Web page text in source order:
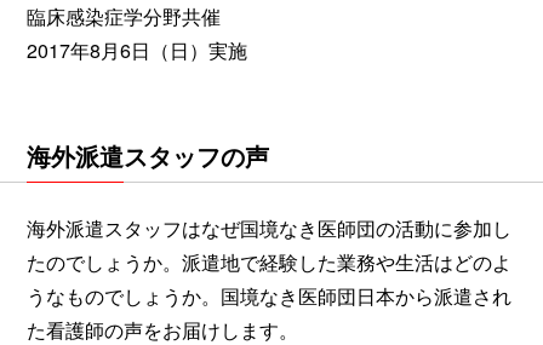
臨床感染症学分野共催
2017年8月6日（日）実施
海外派遣スタッフの声
海外派遣スタッフはなぜ国境なき医師団の活動に参加し
たのでしょうか。派遣地で経験した業務や生活はどのよ
うなものでしょうか。国境なき医師団日本から派遣され
た看護師の声をお届けします。